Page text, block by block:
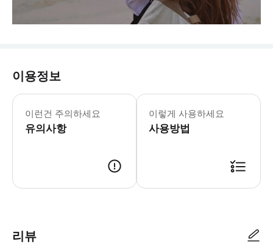
이용정보
이런건 주의하세요
유의사항
이렇게 사용하세요
사용방법
리뷰